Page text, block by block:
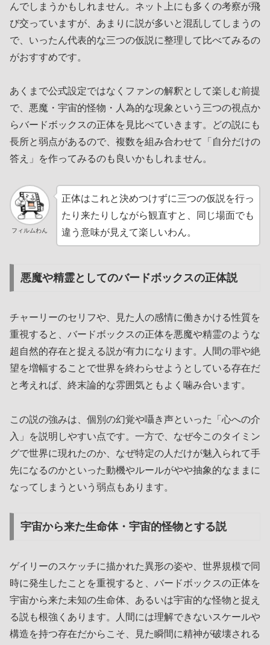
んでしまうかもしれません。ネット上にも多くの考察が飛
び交っていますが、あまりに説が多いと混乱してしまうの
で、いったん代表的な三つの仮説に整理して比べてみるの
がおすすめです。
あくまで公式設定ではなくファンの解釈として楽しむ前提
で、悪魔・宇宙的怪物・人為的な現象という三つの視点か
らバードボックスの正体を見比べていきます。どの説にも
長所と弱点があるので、複数を組み合わせて「自分だけの
答え」を作ってみるのも良いかもしれません。
フィルムわん
正体はこれと決めつけずに三つの仮説を行っ
たり来たりしながら観直すと、同じ場面でも
違う意味が見えて楽しいわん。
悪魔や精霊としてのバードボックスの正体説
チャーリーのセリフや、見た人の感情に働きかける性質を
重視すると、バードボックスの正体を悪魔や精霊のような
超自然的存在と捉える説が有力になります。人間の罪や絶
望を増幅することで世界を終わらせようとしている存在だ
と考えれば、終末論的な雰囲気ともよく噛み合います。
この説の強みは、個別の幻覚や囁き声といった「心への介
入」を説明しやすい点です。一方で、なぜ今このタイミン
グで世界に現れたのか、なぜ特定の人だけが魅入られて手
先になるのかといった動機やルールがやや抽象的なままに
なってしまうという弱点もあります。
宇宙から来た生命体・宇宙的怪物とする説
ゲイリーのスケッチに描かれた異形の姿や、世界規模で同
時に発生したことを重視すると、バードボックスの正体を
宇宙から来た未知の生命体、あるいは宇宙的な怪物と捉え
る説も根強くあります。人間には理解できないスケールや
構造を持つ存在だからこそ、見た瞬間に精神が破壊される